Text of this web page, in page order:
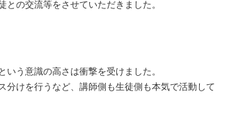
の交流等をさせていただきました。
う意識の高さは衝撃を受けました。
けを行うなど、講師側も生徒側も本気で活動して